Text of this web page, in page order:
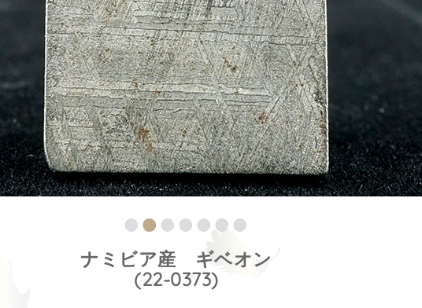
ナミビア産 ギベオン
(22-0373)